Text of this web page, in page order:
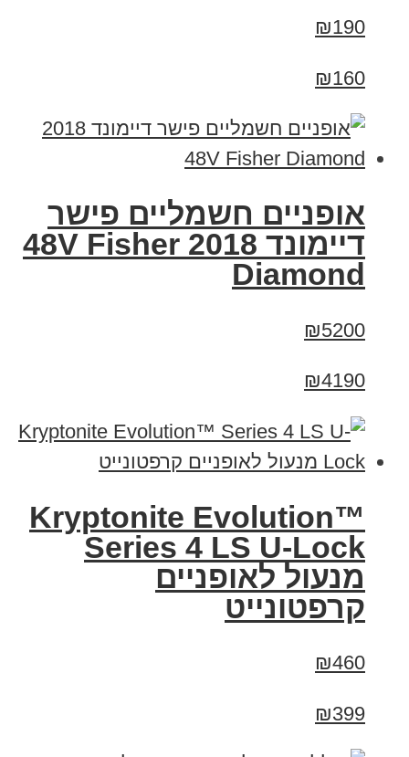
₪190
₪160
אופניים חשמליים פישר
דיימונד 2018 48V Fisher
Diamond
₪5200
₪4190
Kryptonite Evolution™
Series 4 LS U-Lock
מנעול לאופניים
קרפטונייט
₪460
₪399